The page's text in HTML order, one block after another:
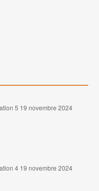
5 19 novembre 2024
4 19 novembre 2024